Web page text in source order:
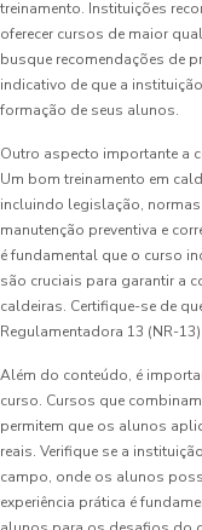
treinamento. Instituições
oferecer cursos de maior
busque recomendações de
indicativo de que a
formação de seus alunos.
Outro aspecto importante a
Um bom treinamento em
incluindo legislação,
manutenção preventiva e
é fundamental que o curso
são cruciais para garantir a
caldeiras. Certifique-se de
Regulamentadora 13 (NR-
Além do conteúdo, é
curso. Cursos que
permitem que os alunos
reais. Verifique se a
campo, onde os alunos
experiência prática é